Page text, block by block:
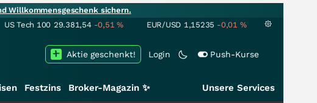
Willkommensgeschenk sichern.
US Tech 100 29.381,54 -0,51% EUR/USD 1,15235 -0,01 %
Login Push-Kurse
Aktie geschenkt!
Festzins Broker-Magazin ✨ Unsere Services